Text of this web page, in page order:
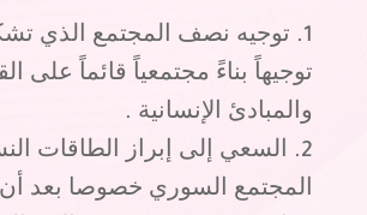
توجيه نصف المجتمع الذي
توجيهاً بناءً مجتمعياً قائماً على
والمبادئ الإنسانية .
السعي إلى إبراز الطاقات
المجتمع السوري خصوصا بعد